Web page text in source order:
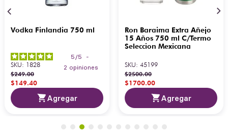
Vodka Finlandia 750 ml
5 /5
-
2 opiniones
SKU: 1828
$249.00
$149.40
Agregar
Ron Baraima Extra Añejo
15 Años 750 ml C/Termo
Seleccion Mexicana
SKU: 45199
$2500.00
$1700.00
Agregar